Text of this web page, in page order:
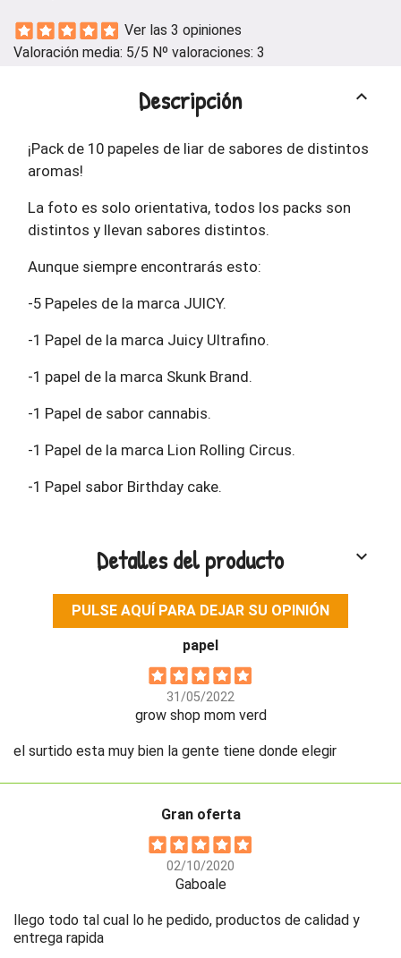
Ver las 3 opiniones
Valoración media: 5/5 Nº valoraciones: 3
Descripción keyboard_arrow_up
¡Pack de 10 papeles de liar de sabores de distintos
aromas!
La foto es solo orientativa, todos los packs son
distintos y llevan sabores distintos.
Aunque siempre encontrarás esto:
-5 Papeles de la marca JUICY.
-1 Papel de la marca Juicy Ultrafino.
-1 papel de la marca Skunk Brand.
-1 Papel de sabor cannabis.
-1 Papel de la marca Lion Rolling Circus.
-1 Papel sabor Birthday cake.
Detalles del producto keyboard_arrow_down
PULSE AQUÍ PARA DEJAR SU OPINIÓN
papel
31/05/2022
grow shop mom verd
el surtido esta muy bien la gente tiene donde elegir
Gran oferta
02/10/2020
Gaboale
llego todo tal cual lo he pedido, productos de calidad y
entrega rapida